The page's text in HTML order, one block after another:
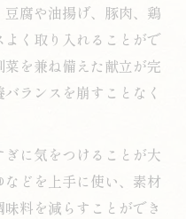
ープを楽しむ
を無駄なく活用
具沢山和食レシピ
プで時短調理を実現
くさんで満足度アッ
プ殿堂入りの魅力
腐や油揚げ、豚肉、鶏
く取り入れることがで
を兼ね備えた献立が完
ランスを崩すことなく
に気をつけることが大
どを上手に使い、素材
料を減らすことができ